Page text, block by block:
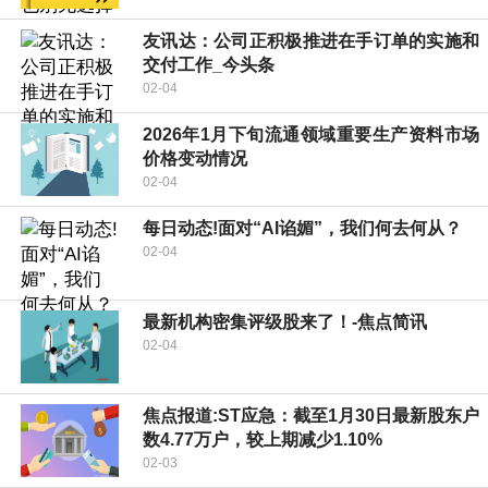
友讯达：公司正积极推进在手订单的实施和
交付工作_今头条
02-04
2026年1月下旬流通领域重要生产资料市场
价格变动情况
02-04
每日动态!面对“AI谄媚”，我们何去何从？
02-04
最新机构密集评级股来了！-焦点简讯
02-04
焦点报道:ST应急：截至1月30日最新股东户
数4.77万户，较上期减少1.10%
02-03